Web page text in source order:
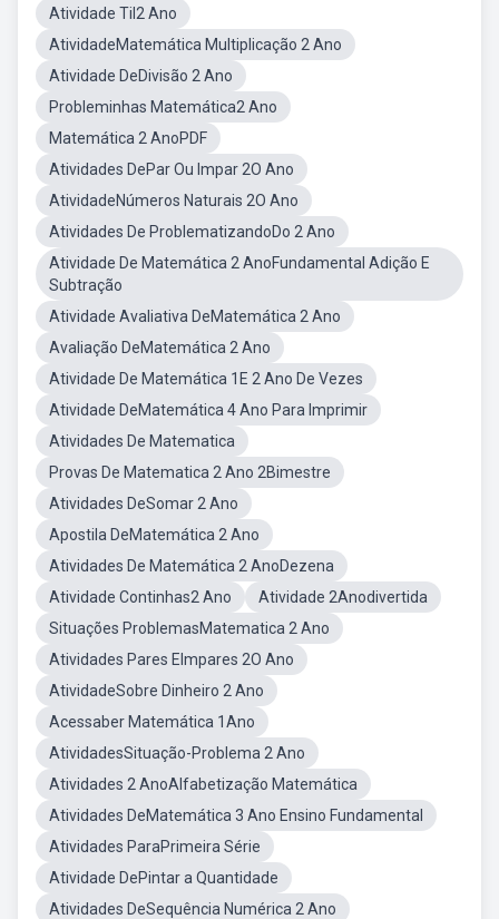
Atividade Til2 Ano
AtividadeMatemática Multiplicação 2 Ano
Atividade DeDivisão 2 Ano
Probleminhas Matemática2 Ano
Matemática 2 AnoPDF
Atividades DePar Ou Impar 2O Ano
AtividadeNúmeros Naturais 2O Ano
Atividades De ProblematizandoDo 2 Ano
Atividade De Matemática 2 AnoFundamental Adição E
Subtração
Atividade Avaliativa DeMatemática 2 Ano
Avaliação DeMatemática 2 Ano
Atividade De Matemática 1E 2 Ano De Vezes
Atividade DeMatemática 4 Ano Para Imprimir
Atividades De Matematica
Provas De Matematica 2 Ano 2Bimestre
Atividades DeSomar 2 Ano
Apostila DeMatemática 2 Ano
Atividades De Matemática 2 AnoDezena
Atividade Continhas2 Ano
Atividade 2Anodivertida
Situações ProblemasMatematica 2 Ano
Atividades Pares EImpares 2O Ano
AtividadeSobre Dinheiro 2 Ano
Acessaber Matemática 1Ano
AtividadesSituação-Problema 2 Ano
Atividades 2 AnoAlfabetização Matemática
Atividades DeMatemática 3 Ano Ensino Fundamental
Atividades ParaPrimeira Série
Atividade DePintar a Quantidade
Atividades DeSequência Numérica 2 Ano